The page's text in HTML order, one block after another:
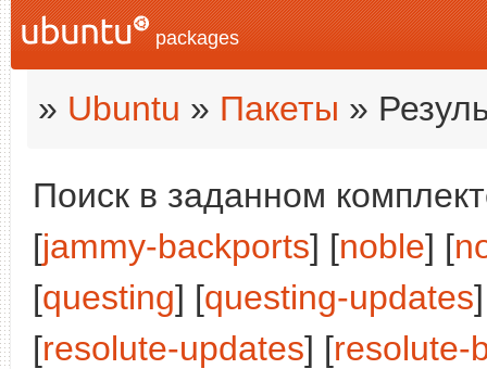
packages
» Ubuntu » Пакеты »
Поиск в заданном
[jammy-backports] [noble] [
[questing] [questing-updates
[resolute-updates] [resolute-